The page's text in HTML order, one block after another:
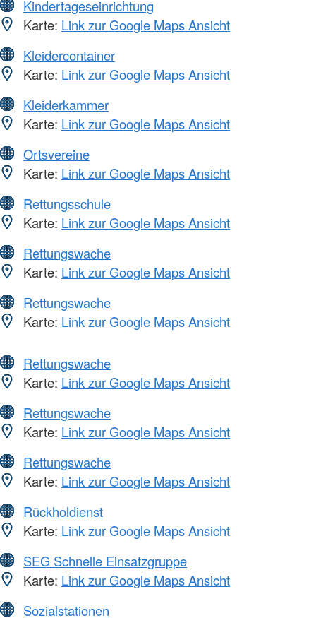
Kindertageseinrichtung
Karte: Link zur Google Maps Ansicht
Kleidercontainer
Karte: Link zur Google Maps Ansicht
Kleiderkammer
Karte: Link zur Google Maps Ansicht
Ortsvereine
Karte: Link zur Google Maps Ansicht
Rettungsschule
Karte: Link zur Google Maps Ansicht
Rettungswache
Karte: Link zur Google Maps Ansicht
Rettungswache
Karte: Link zur Google Maps Ansicht
Rettungswache
Karte: Link zur Google Maps Ansicht
Rettungswache
Karte: Link zur Google Maps Ansicht
Rettungswache
Karte: Link zur Google Maps Ansicht
Rückholdienst
Karte: Link zur Google Maps Ansicht
SEG Schnelle Einsatzgruppe
Karte: Link zur Google Maps Ansicht
Sozialstationen